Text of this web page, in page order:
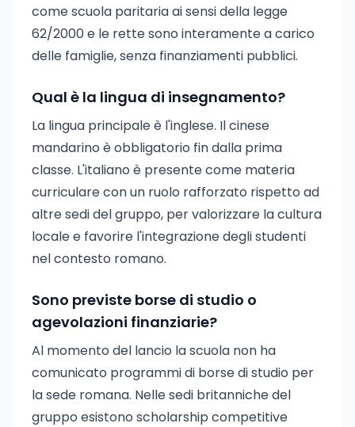
come scuola paritaria ai sensi della legge
62/2000 e le rette sono interamente a carico
delle famiglie, senza finanziamenti pubblici.
Qual è la lingua di insegnamento?
La lingua principale è l'inglese. Il cinese
mandarino è obbligatorio fin dalla prima
classe. L'italiano è presente come materia
curriculare con un ruolo rafforzato rispetto ad
altre sedi del gruppo, per valorizzare la cultura
locale e favorire l'integrazione degli studenti
nel contesto romano.
Sono previste borse di studio o
agevolazioni finanziarie?
Al momento del lancio la scuola non ha
comunicato programmi di borse di studio per
la sede romana. Nelle sedi britanniche del
gruppo esistono scholarship competitive